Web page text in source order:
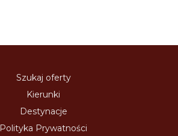
Szukaj oferty
Kierunki
Destynacje
Polityka Prywatności